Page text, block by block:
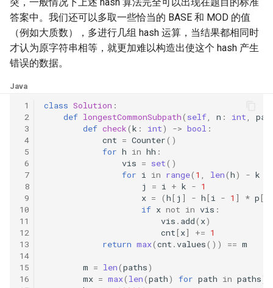
38. 字符串的排列
39. 数组中出现次数超过一半
的数字
40. 最小的 k 个数
41. 数据流中的中位数
42. 连续子数组的最大和
43. 1 ～ n 整数中 1 出现的次
44. 数字序列中某一位的数字
45. 把数组排成最小的数
35. 最小时间差
36. 后缀表达式
37. 小行星碰撞
38. 每日温度
39. 直方图最大矩形面积
40. 矩阵中最大的矩形
41. 滑动窗口的平均值
42. 最近请求次数
43. 往完全二叉树添加节点
44. 二叉树每层的最大值
5.7. 配对交换
5.8. 绘制直线
8.2. 迷路的机器人
8.3. 魔术索引
8.4. 幂集
8.5. 递归乘法
8.6. 汉诺塔问题
8.7. 无重复字符串的排列组合
8.8. 有重复字符串的排列组合
答案中。我们还可以多取一些恰当的 BASE 和 MOD 的值
（例如大质数），多进行几组 hash 运算，当结果都相同时
才认为原字符串相等，就更加难以构造出使这个 hash 产生
错误的数据。
Java
1
2
3
4
5
6
7
8
9
10
11
12
13
14
15
16
class Solution :
def longestCommonSubpath( self, n : int,
def check(k : int) -> bool :
cnt = Counter()
for h in hh :
vis = set()
for i in range( 1 , len(h) - k
j
= i + k - 1
x = (h[ j ] - h[i - 1 ] * p[
if x not in vis :
vis . add( x)
cnt[x] += 1
return max(cnt .values()) == m
m = len(paths)
mx = max( len(path) for path in paths)